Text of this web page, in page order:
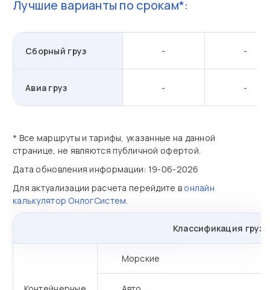
Лучшие варианты по срокам*:
Сборный груз - -
Авиа груз - -
* Все маршруты и тарифы, указанные на данной
странице, не являются публичной офертой.
Дата обновления информации: 19-06-2026
Для актуализации расчета перейдите в онлайн
калькулятор ОнлогСистем.
Классификация
Морские